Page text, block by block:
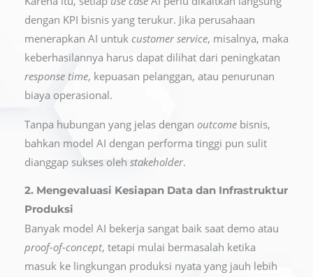
dengan KPI bisnis yang terukur. Jika perusahaan
menerapkan AI untuk customer service, misalnya, maka
keberhasilannya harus dapat dilihat dari peningkatan
response time, kepuasan pelanggan, atau penurunan
biaya operasional.
Tanpa hubungan yang jelas dengan outcome bisnis,
bahkan model AI dengan performa tinggi pun sulit
dianggap sukses oleh stakeholder.
2. Mengevaluasi Kesiapan Data dan Infrastruktur
Produksi
Banyak model AI bekerja sangat baik saat demo atau
proof-of-concept, tetapi mulai bermasalah ketika
masuk ke lingkungan produksi nyata yang jauh lebih